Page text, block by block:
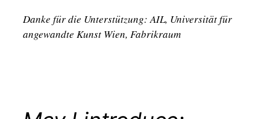
Danke für die Unterstützung: AIL, Universität für
angewandte Kunst Wien, Fabrikraum